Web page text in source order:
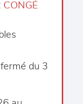
CONGÉ
du 3